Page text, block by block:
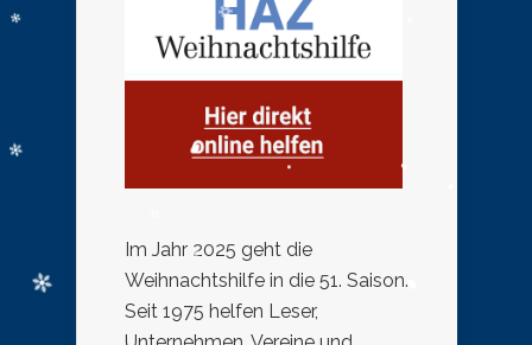
Im Jahr 2025 geht die
Weihnachtshilfe in die 51. Saison.
Seit 1975 helfen Leser,